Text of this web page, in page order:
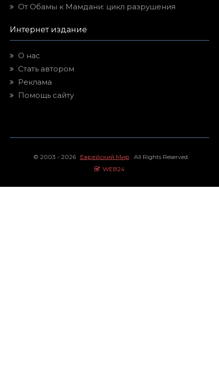
От Обамы к Мамдани: цикл разрушения
Интернет издание
О нас
Стать автором
Реклама
Помощь сайту
© 2003 - 2026 Еврейский Мир All Rights Reserved.
WEB24